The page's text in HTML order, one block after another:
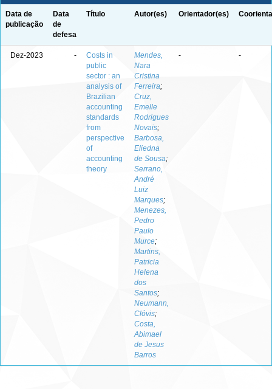
Data de
publicação
Data
de
defesa
Título Autor(es) Orientador(es)
Dez-2023 -
Costs in
public
sector : an
analysis of
Brazilian
accounting
standards
from
perspective
of
accounting
theory
Mendes,
Nara
Cristina
Ferreira;
Cruz,
Emelle
Rodrigues
Novais;
Barbosa,
Eliedna
de Sousa;
Serrano,
André
Luiz
Marques;
Menezes,
Pedro
Paulo
Murce;
Martins,
Patricia
Helena
dos
Santos;
Neumann,
Clóvis;
Costa,
Abimael
de Jesus
Barros
- -